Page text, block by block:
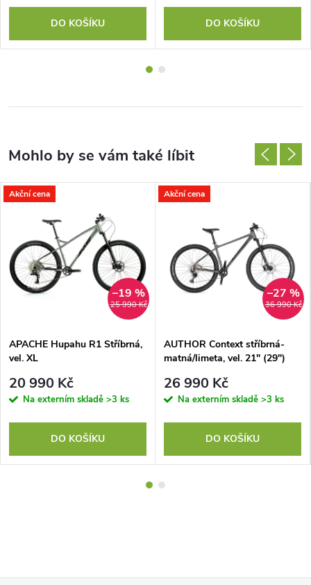
DO KOŠÍKU DO KOŠÍKU
Akční cena
25 990 Kč
–19 %
APACHE Hupahu R1 Stříbrná,
vel. XL
20 990 Kč
Na externím skladě >3 ks
DO KOŠÍKU
Akční cena
36 990 Kč
–27 %
AUTHOR Context stříbrná-
matná/limeta, vel. 21" (29")
26 990 Kč
Na externím skladě >3 ks
DO KOŠÍKU